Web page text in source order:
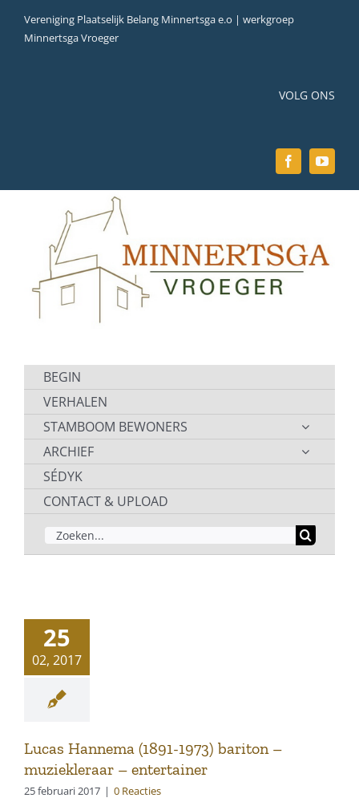
naar
Vereniging Plaatselijk Belang Minnertsga e.o | werkgroep
Minnertsga Vroeger
VOLG ONS
BEGIN
VERHALEN
STAMBOOM BEWONERS
ARCHIEF
SÉDYK
CONTACT & UPLOAD
ZOEKEN
NAAR:
25
02, 2017
Lucas Hannema (1891-1973) bariton –
muziekleraar – entertainer
25 februari 2017 | 0 Reacties